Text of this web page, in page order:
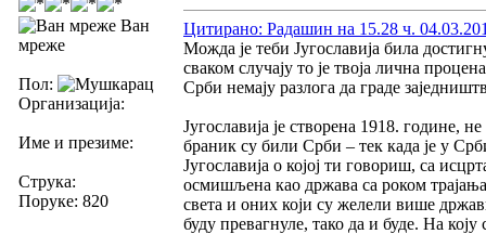
Ван
мреже
Пол:
Организација:
Име и презиме:
Струка:
Поруке: 820
Цитирано: Радашин на 15.28 ч.
Можда је теби Југославија била
сваком случају то је твоја лична
Срби немају разлога да граде
Југославија је створена 1918. године,
браник су били Срби – тек када је у
Југославија о којој ти говориш, са
осмишљена као држава са роком
света и оних који су желели више
буду превагнуле, тако да и буде. На